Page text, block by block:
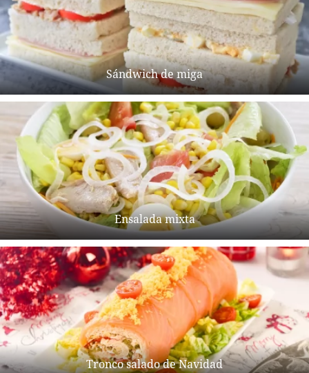
Sándwich de miga
Ensalada mixta
Tronco salado de Navidad